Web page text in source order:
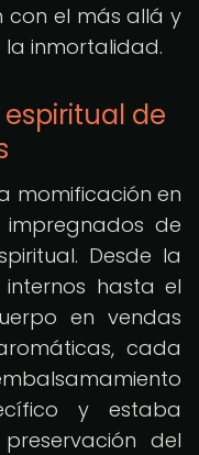
con el más allá y
inmortalidad.
de
momificación en
de
Desde la
hasta el
en vendas
cada
y estaba
del